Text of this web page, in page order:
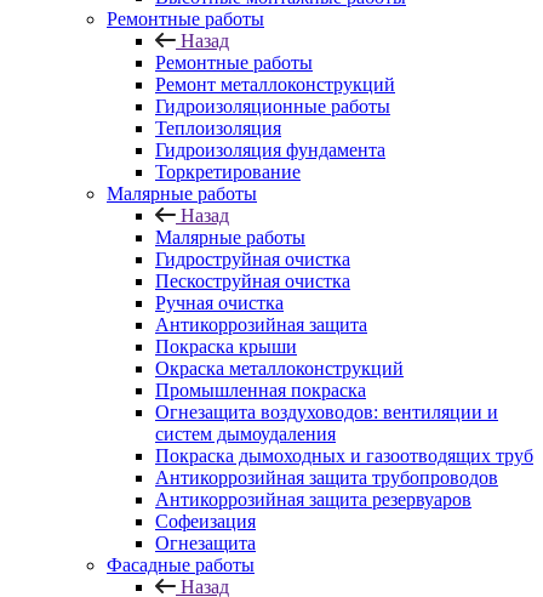
Ремонтные работы
Назад
Ремонтные работы
Ремонт металлоконструкций
Гидроизоляционные работы
Теплоизоляция
Гидроизоляция фундамента
Торкретирование
Малярные работы
Назад
Малярные работы
Гидроструйная очистка
Пескоструйная очистка
Ручная очистка
Антикоррозийная защита
Покраска крыши
Окраска металлоконструкций
Промышленная покраска
Огнезащита воздуховодов: вентиляции и
систем дымоудаления
Покраска дымоходных и газоотводящих труб
Антикоррозийная защита трубопроводов
Антикоррозийная защита резервуаров
Софеизация
Огнезащита
Фасадные работы
Назад